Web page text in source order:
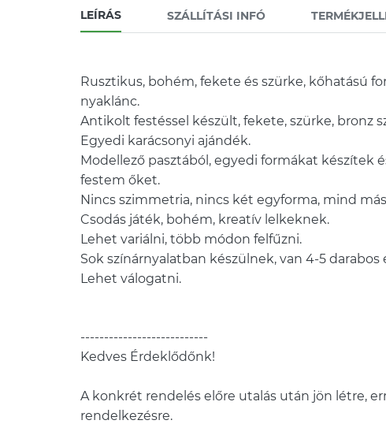
LEÍRÁS SZÁLLÍTÁSI INFÓ
Rusztikus, bohém, fekete és szürke, kőhatású
nyaklánc.
Antikolt festéssel készült, fekete, szürke, bronz
Egyedi karácsonyi ajándék.
Modellező pasztából, egyedi formákat készítek
festem őket.
Nincs szimmetria, nincs két egyforma, mind
Csodás játék, bohém, kreatív lelkeknek.
Lehet variálni, több módon felfűzni.
Sok színárnyalatban készülnek, van 4-5 darabos
---------------------------
Kedves Érdeklődőnk!
A konkrét rendelés előre utalás után jön létre,
rendelkezésre.